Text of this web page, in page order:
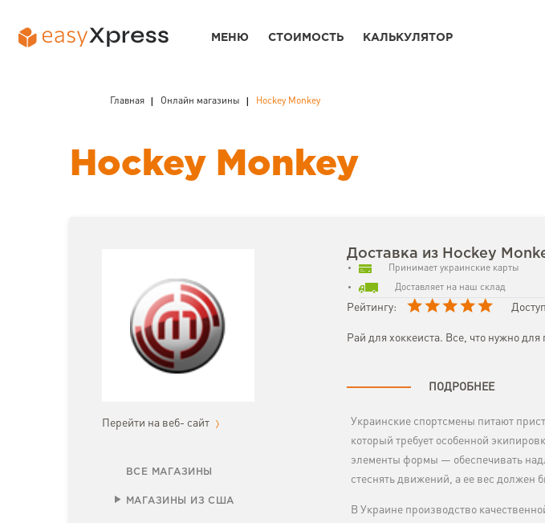
Hockey Monkey
Главная Онлайн магазины Hockey Monkey
Перейти на веб- сайт
ВСЕ МАГАЗИНЫ
МАГАЗИНЫ ИЗ США
Доставка из Hockey
Принимает украинские карты
Доставляет на наш склад
Рейтингу:
Рай для хоккеиста. Все, что нужно
ПОДРОБНЕЕ
Украинские спортсмены питают
который требует особенной
элементы формы — обеспечивать
стеснять движений, а ее вес должен
В Украине производство
МЕНЮ СТОИМОСТЬ КАЛЬКУЛЯТОР